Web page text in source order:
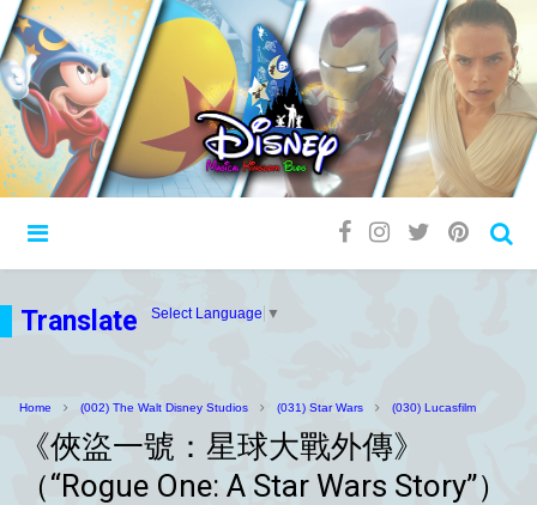
Translate Select Language ▼
Home (002) The Walt Disney Studios (031) Star Wars (030) Lucasfilm
《俠盜一號：星球大戰外傳》
（“Rogue One: A Star Wars Story”）